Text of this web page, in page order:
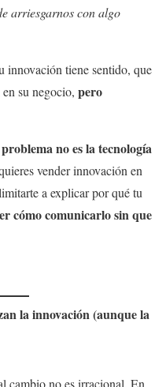
arriesgarnos con algo
innovación tiene sentido, que
su negocio, pero
no es la tecnología
vender innovación en
a explicar por qué tu
cómo comunicarlo sin que
la innovación (aunque la
cambio no es irracional. En